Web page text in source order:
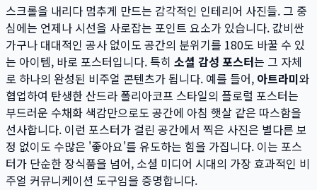
스크롤을 내리다 멈추게 만드는 감각적인 인테리어 사진들. 그 중
심에는 언제나 시선을 사로잡는 포인트 요소가 있습니다. 값비싼
가구나 대대적인 공사 없이도 공간의 분위기를 180도 바꿀 수 있
는 아이템, 바로 포스터입니다. 특히 소셜 감성 포스터는 그 자체
로 하나의 완성된 비주얼 콘텐츠가 됩니다. 예를 들어, 아트라미와
협업하여 탄생한 산드라 폴리아코프 스타일의 플로럴 포스터는
부드러운 수채화 색감만으로도 공간에 아침 햇살 같은 따스함을
선사합니다. 이런 포스터가 걸린 공간에서 찍은 사진은 별다른 보
정 없이도 수많은 '좋아요'를 유도하는 힘을 가집니다. 이는 포스
터가 단순한 장식품을 넘어, 소셜 미디어 시대의 가장 효과적인 비
주얼 커뮤니케이션 도구임을 증명합니다.